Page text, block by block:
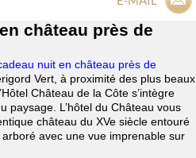
château près de
nuit en château près de
Vert, à proximité des plus beaux
Château de la Côte s’intègre
paysage. L’hôtel du Château vous
château du XVe siècle entouré
avec une vue imprenable sur